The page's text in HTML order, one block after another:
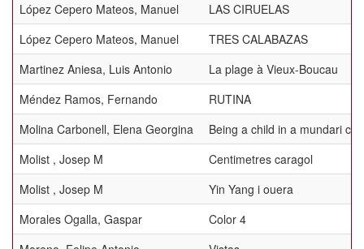
López Cepero Mateos, Manuel
LAS CIRUELAS
López Cepero Mateos, Manuel
TRES CALABAZAS
Martinez Aniesa, Luis Antonio
La plage à Vieux-Boucau
Méndez Ramos, Fernando
RUTINA
Molina Carbonell, Elena Georgina
Being a child in a mundari
Molist , Josep M
Centimetres caragol
Molist , Josep M
Yin Yang i ouera
Morales Ogalla, Gaspar
Color 4